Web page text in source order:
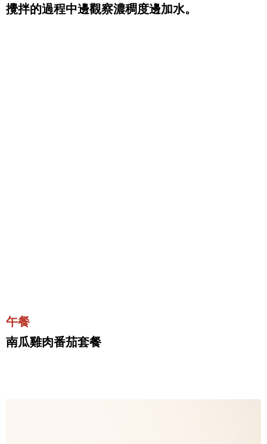
攪拌的過程中邊觀察濃稠度邊加水。
午餐
南瓜雞肉番茄套餐